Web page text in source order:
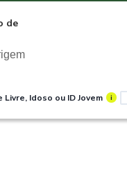
de
Livre, Idoso ou ID Jovem i